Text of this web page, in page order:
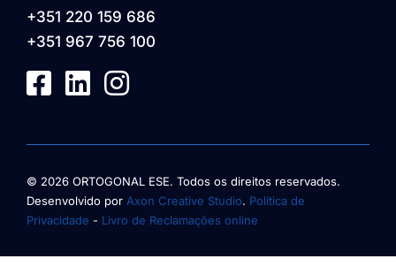
+351 220 159 686
+351 967 756 100
© 2026 ORTOGONAL ESE. Todos os direitos reservados.
Desenvolvido por Axon Creative Studio. Política de
Privacidade - Livro de Reclamações online